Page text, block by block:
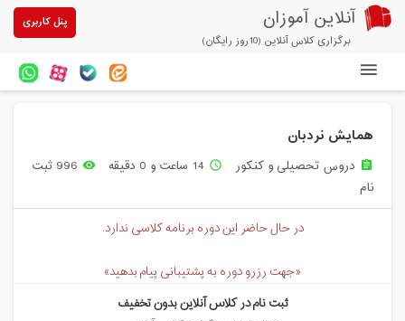
آنلاین آموزان
برگزاری کلاس آنلاین (10روز رایگان)
پنل کاربری
همایش نردبان
assignment دروس تحصیلی و کنکور access_time 14 ساعت و 0 دقیقه remove_red_eye
996 ثبت
نام
در حال حاضر این دوره برنامه کلاسی ندارد.
«جهت رزرو دوره به پشتیبانی پیام بدهید»
ثبت نام در کلاس آنلاین بدون تخفیف